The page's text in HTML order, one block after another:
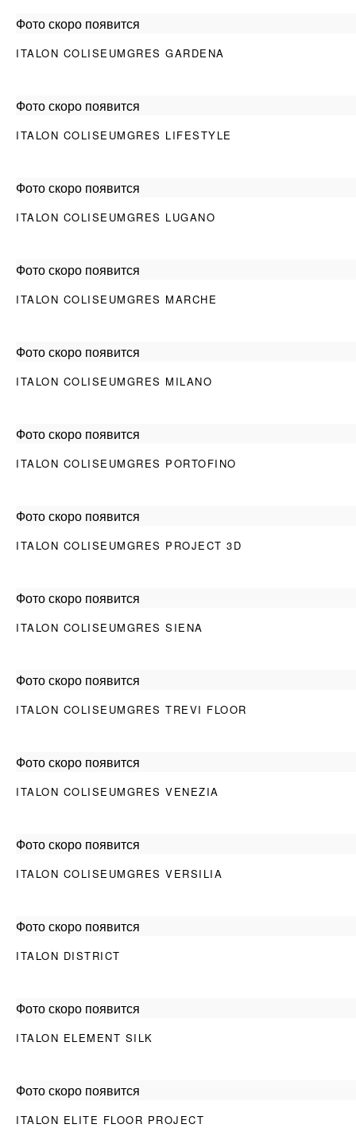
Фото скоро появится
ITALON COLISEUMGRES GARDENA
Фото скоро появится
ITALON COLISEUMGRES LIFESTYLE
Фото скоро появится
ITALON COLISEUMGRES LUGANO
Фото скоро появится
ITALON COLISEUMGRES MARCHE
Фото скоро появится
ITALON COLISEUMGRES MILANO
Фото скоро появится
ITALON COLISEUMGRES PORTOFINO
Фото скоро появится
ITALON COLISEUMGRES PROJECT 3D
Фото скоро появится
ITALON COLISEUMGRES SIENA
Фото скоро появится
ITALON COLISEUMGRES TREVI FLOOR
Фото скоро появится
ITALON COLISEUMGRES VENEZIA
Фото скоро появится
ITALON COLISEUMGRES VERSILIA
Фото скоро появится
ITALON DISTRICT
Фото скоро появится
ITALON ELEMENT SILK
Фото скоро появится
ITALON ELITE FLOOR PROJECT